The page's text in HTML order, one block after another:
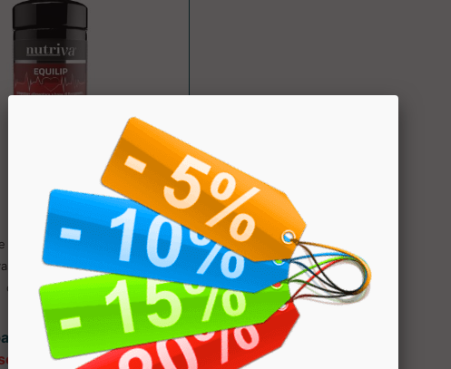
Equilip
Nutriva
alimentare per il benessere
e il controllo del
colesterolo. P...
da € 23.38
14.98%